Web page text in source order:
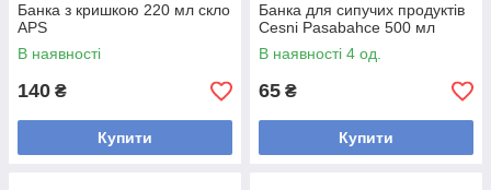
Банка з кришкою 220 мл скло
APS
В наявності
140 ₴
Купити
Банка для сипучих продуктів
Сesni Pasabahce 500 мл
В наявності 4 од.
65 ₴
Купити